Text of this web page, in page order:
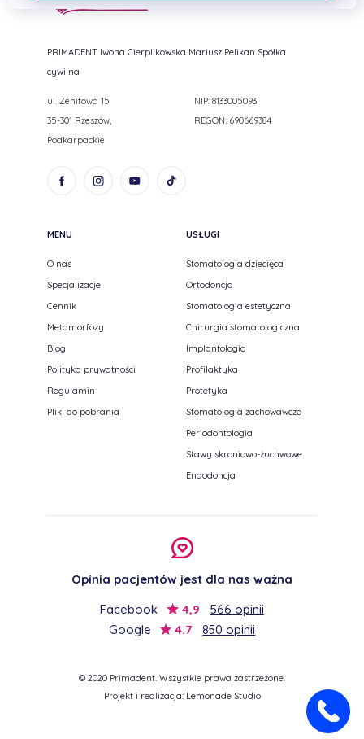
PRIMADENT Iwona Cierplikowska Mariusz Pelikan Spółka
cywilna
ul. Zenitowa 15
35-301 Rzeszów,
Podkarpackie
NIP: 8133005093
REGON: 690669384
MENU
O nas
Specjalizacje
Cennik
Metamorfozy
Blog
Polityka prywatności
Regulamin
Pliki do pobrania
USŁUGI
Stomatologia dziecięca
Ortodoncja
Stomatologia estetyczna
Chirurgia stomatologiczna
Implantologia
Profilaktyka
Protetyka
Stomatologia zachowawcza
Periodontologia
Stawy skroniowo-żuchwowe
Endodoncja
Opinia pacjentów jest dla nas ważna
Facebook
4,9
566 opinii
Google
4.7 850 opinii
© 2020 Primadent. Wszystkie prawa zastrzeżone.
Projekt i realizacja: Lemonade Studio